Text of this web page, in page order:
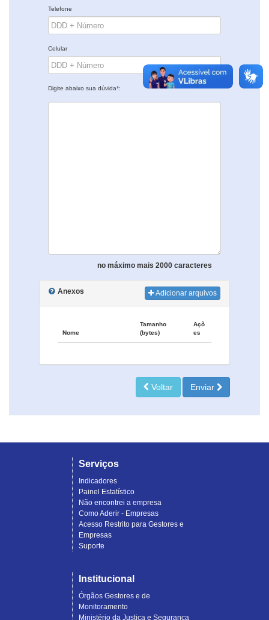
Telefone
Celular
Digite abaixo sua dúvida*:
no máximo mais 2000 caracteres
Anexos Adicionar arquivos
Nome
Tamanho
(bytes)
Açõ
es
Voltar Enviar
Serviços
Indicadores
Painel Estatístico
Não encontrei a empresa
Como Aderir - Empresas
Acesso Restrito para Gestores e
Empresas
Suporte
Institucional
Órgãos Gestores e de
Monitoramento
Ministério da Justiça e Segurança